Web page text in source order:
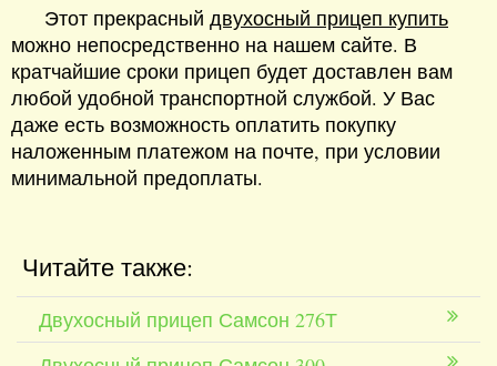
Этот прекрасный двухосный прицеп купить
можно непосредственно на нашем сайте. В
кратчайшие сроки прицеп будет доставлен вам
любой удобной транспортной службой. У Вас
даже есть возможность оплатить покупку
наложенным платежом на почте, при условии
минимальной предоплаты.
Читайте также:
Двухосный прицеп Самсон 276Т